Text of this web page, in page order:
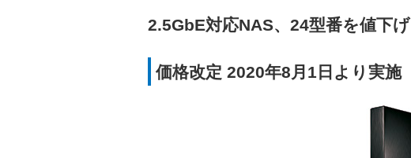
2.5GbE対応NAS、24型番を値下げ
価格改定 2020年8月1日より実施